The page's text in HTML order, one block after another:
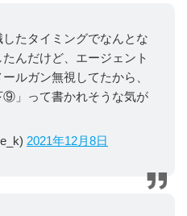
たタイミングでなんとな
んだけど、エージェント
ルガン無視してたから、
⑨」って書かれそうな気が
2021年12月8日